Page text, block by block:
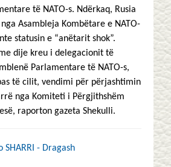
të NATO-s. Ndërkaq, Rusia
Asambleja Kombëtare e NATO-
statusin e “anëtarit shok”.
dije kreu i delegacionit të
Parlamentare të NATO-s,
të cilit, vendimi për përjashtimin
nga Komiteti i Përgjithshëm
raporton gazeta Shekulli.
SHARRI - Dragash